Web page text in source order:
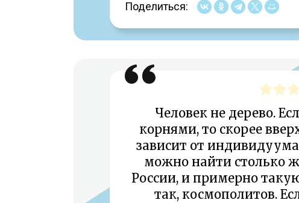
Поделиться:
Человек не дерево.
корнями, то скорее
зависит от
можно найти столько
России, и примерно
так, космополитов.